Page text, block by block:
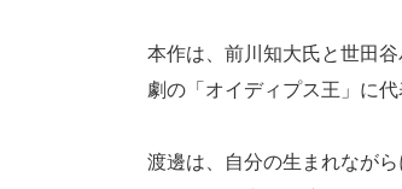
本作は、前川知大氏と世田
劇の「オイディプス王」に
渡邊は、自分の生まれなが